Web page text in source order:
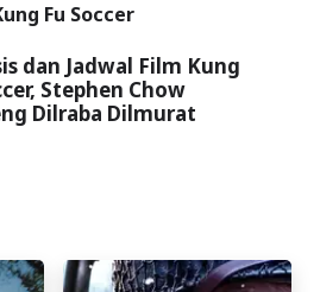
Fu Soccer
dan Jadwal Film Kung
Stephen Chow
Dilraba Dilmurat